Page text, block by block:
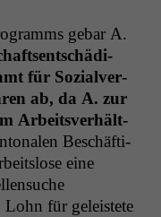
gebar A.
für Sozialver­
ab, da A. zur
Arbeitsver­hält­
Beschäf­ti­
eine
Lohn für geleis­tete